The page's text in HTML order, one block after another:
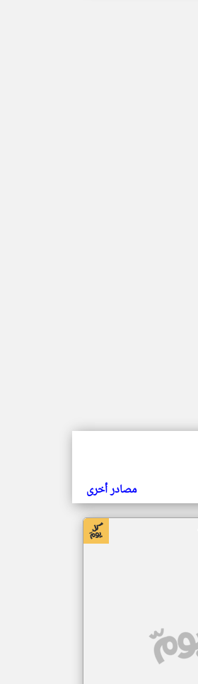
مصادر أخرى